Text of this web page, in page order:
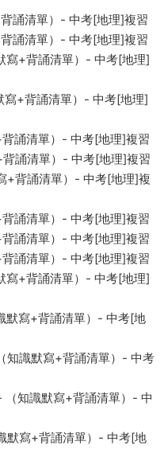
誦清單）- 中考[地理]複習
誦清單）- 中考[地理]複習
寫+背誦清單）- 中考[地理]
寫+背誦清單）- 中考[地理]
誦清單）- 中考[地理]複習
誦清單）- 中考[地理]複習
+背誦清單）- 中考[地理]複
誦清單）- 中考[地理]複習
誦清單）- 中考[地理]複習
誦清單）- 中考[地理]複習
寫+背誦清單）- 中考[地理]
默寫+背誦清單）- 中考[地
知識默寫+背誦清單）- 中考
知識默寫+背誦清單）- 中
默寫+背誦清單）- 中考[地